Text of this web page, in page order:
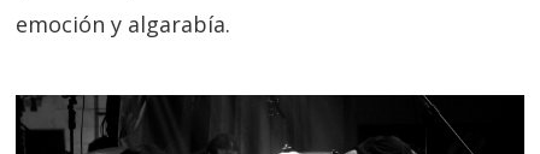
emoción y algarabía.